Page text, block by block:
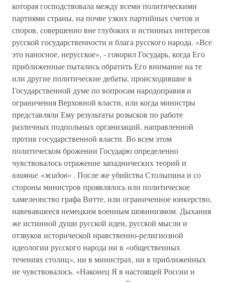
которая господствовала между всеми политическими
партиями страны, на почве узких партийных счетов и
споров, совершенно вне глубоких и истинных интересов
русской государственности и блага русского народа. «Все
это наносное, нерусское», - говорил Государь, когда Его
приближенные пытались обратить Его внимание на те
или другие политические дебаты, происходившие в
Государственной думе по вопросам народоправия и
ограничения Верховной власти, или когда министры
представляли Ему результаты розысков по работе
различных подпольных организаций, направленной
против государственной власти. Во всем этом
политическом брожении Государю определенно
чувствовалось отражение западнических теорий и
влияние «жидов» . После же убийства Столыпина и со
стороны министров проявлялось или политическое
хамелеонство графа Витте, или ограниченное юнкерство,
навевавшееся немецким военным шовинизмом. Дыхания
же истинной души русской идеи, русской мысли и
отзвуков исторической нравственно-религиозной
идеологии русского народа ни в «общественных
течениях столиц», ни в министрах, ни в приближенных
не чувствовалось. «Наконец Я в настоящей России и